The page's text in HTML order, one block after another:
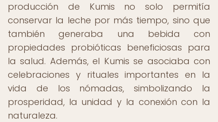
producción de Kumis no solo permitía
conservar la leche por más tiempo, sino que
también generaba una bebida con
propiedades probióticas beneficiosas para
la salud. Además, el Kumis se asociaba con
celebraciones y rituales importantes en la
vida de los nómadas, simbolizando la
prosperidad, la unidad y la conexión con la
naturaleza.